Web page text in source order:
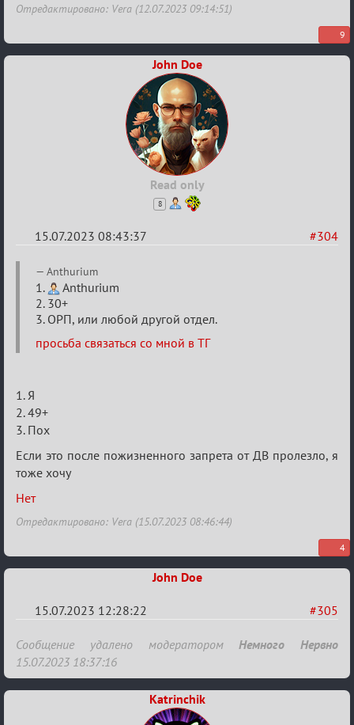
Отредактировано: Vera (12.07.2023 09:14:51)
9
John Doe
Read only
8
#304
15.07.2023 08:43:37
Re:
Заявки
Авторитеты²
Anthurium
1.
Anthurium
2. 30+
3. ОРП, или любой другой отдел.
просьба связаться со мной в ТГ
1. Я
2. 49+
3. Пох
Если это после пожизненного запрета от ДВ пролезло, я
тоже хочу
Нет
Отредактировано: Vera (15.07.2023 08:46:44)
4
John Doe
#305
15.07.2023 12:28:22
Re:
Заявки
в
Сообщение удалено модераторомНемного Нервно
15.07.2023 18:37:16
Katrinchik